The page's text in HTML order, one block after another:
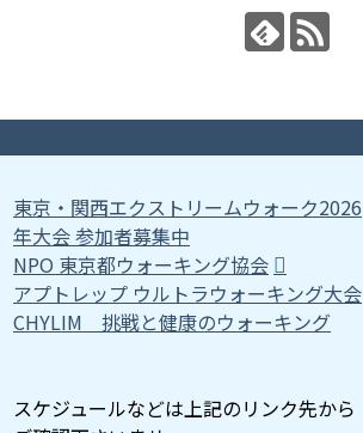
東京・関西エクストリームウォーク2026
年大会 参加者募集中
NPO 東京都ウォーキング協会
アプトレップ ウルトラウォーキング大会
CHYLIM 挑戦と健康のウォーキング
スケジュールなどは上記のリンク先から